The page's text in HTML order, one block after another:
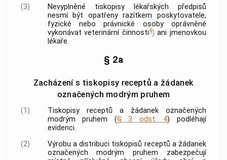
(3)
Nevyplněné tiskopisy lékařských předpisů
nesmí být opatřeny razítkem poskytovatele,
fyzické nebo právnické osoby oprávněné
vykonávat veterinární činnosti4) ani jmenovkou
lékaře.
§ 2a
Zacházení s tiskopisy receptů a žádanek
označených modrým pruhem
(1)
Tiskopisy receptů a žádanek označených
modrým pruhem (§ 3 odst. 4) podléhají
evidenci.
(2)
Výrobu a distribuci tiskopisů receptů a žádanek
označených modrým pruhem zabezpečují